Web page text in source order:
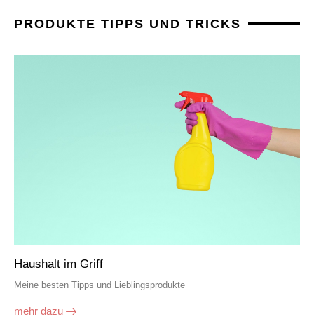
PRODUKTE TIPPS UND TRICKS
Haushalt im Griff
Meine besten Tipps und Lieblingsprodukte
mehr dazu